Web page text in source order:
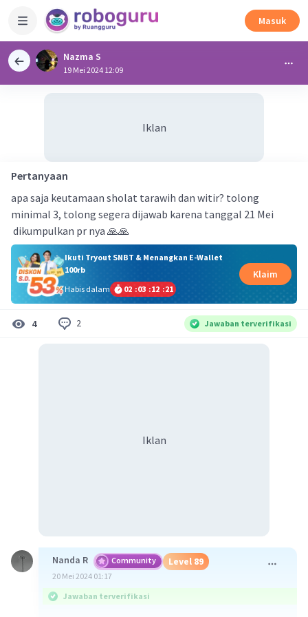
Masuk
Nazma S
19 Mei 2024 12:09
Iklan
Pertanyaan
apa saja keutamaan sholat tarawih dan witir? tolong
minimal 3, tolong segera dijawab karena tanggal 21 Mei
dikumpulkan pr nya 🙏🙏
Ikuti Tryout SNBT & Menangkan E-Wallet
100rb
Habis dalam
02 :03 :12 :20
Klaim
4 2 Jawaban terverifikasi
Iklan
Nanda R Community Level 89
20 Mei 2024 01:17
Jawaban terverifikasi